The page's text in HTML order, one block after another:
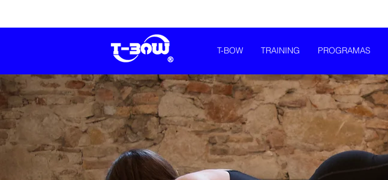
T-BOW TRAINING PROGRAMAS